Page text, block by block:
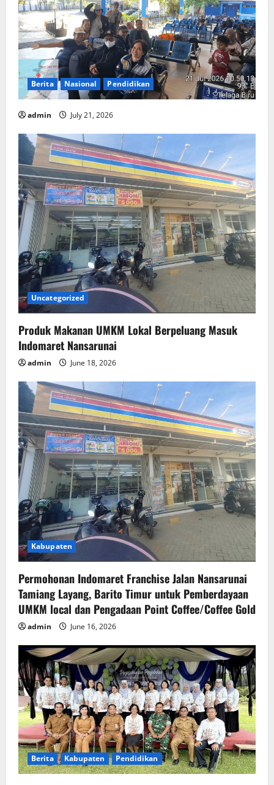
Berita Nasional Pendidikan
admin July 21, 2026
Uncategorized
Produk Makanan UMKM Lokal Berpeluang Masuk
Indomaret Nansarunai
admin June 18, 2026
Kabupaten
Permohonan Indomaret Franchise Jalan Nansarunai
Tamiang Layang, Barito Timur untuk Pemberdayaan
UMKM local dan Pengadaan Point Coffee/Coffee Gold
admin June 16, 2026
Berita Kabupaten Pendidikan